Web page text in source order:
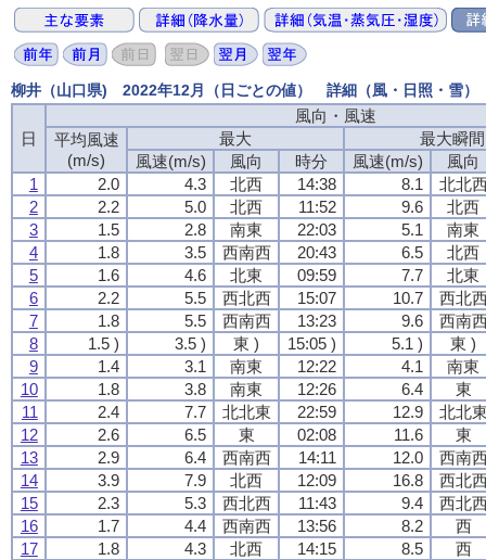
柳井（山口県) 2022年12月（日ごとの値） 詳細（風・日照・雪）
日
風向・風速
平均風速
(m/s)
最大
最大瞬間
風速(m/s)
風向 時分 風速(m/s)
風向
1
2.0 4.3 北西 14:38 8.1
北北
2
2.2 5.0 北西 11:52 9.6
北西
3
1.5 2.8 南東 22:03 5.1
南東
4
1.8 3.5 西南西 20:43 6.5
北西
5
1.6 4.6 北東 09:59 7.7
北東
6
2.2 5.5 西北西 15:07 10.7
西北
7
1.8 5.5 西南西 13:23 9.6
西南
8
1.5 ) 3.5 ) 東 ) 15:05 ) 5.1 )
東 )
9
1.4 3.1 南東 12:22 4.1
南東
10
1.8 3.8 南東 12:26 6.4
東
11
2.4 7.7 北北東 22:59 12.9
北北
12
2.6 6.5 東 02:08 11.6
東
13
2.9 6.4 西南西 14:11 12.0
西南
14
3.9 7.9 北西 12:09 16.8
西北
15
2.3 5.3 西北西 11:43 9.4
西北
16
1.7 4.4 西南西 13:56 8.2
西
17
1.8 4.3 北西 14:15 8.5
西
日
風向・風速
平均風速
(m/s)
最大
最大瞬間
風速(m/s)
風向 時分 風速(m/s)
風向
1
2.0 4.3 北西 14:38 8.1
北北
2
2.2 5.0 北西 11:52 9.6
北西
3
1.5 2.8 南東 22:03 5.1
南東
4
1.8 3.5 西南西 20:43 6.5
北西
5
1.6 4.6 北東 09:59 7.7
北東
6
2.2 5.5 西北西 15:07 10.7
西北
7
1.8 5.5 西南西 13:23 9.6
西南
8
1.5 ) 3.5 ) 東 ) 15:05 ) 5.1 )
東 )
9
1.4 3.1 南東 12:22 4.1
南東
10
1.8 3.8 南東 12:26 6.4
東
11
2.4 7.7 北北東 22:59 12.9
北北
12
2.6 6.5 東 02:08 11.6
東
13
2.9 6.4 西南西 14:11 12.0
西南
14
3.9 7.9 北西 12:09 16.8
西北
15
2.3 5.3 西北西 11:43 9.4
西北
16
1.7 4.4 西南西 13:56 8.2
西
17
1.8 4.3 北西 14:15 8.5
西
日
風向・風速
平均風速
(m/s)
最大
最大瞬間
風速(m/s)
風向 時分 風速(m/s)
風向
1
2.0 4.3 北西 14:38 8.1
北北
2
2.2 5.0 北西 11:52 9.6
北西
3
1.5 2.8 南東 22:03 5.1
南東
4
1.8 3.5 西南西 20:43 6.5
北西
5
1.6 4.6 北東 09:59 7.7
北東
6
2.2 5.5 西北西 15:07 10.7
西北
7
1.8 5.5 西南西 13:23 9.6
西南
8
1.5 ) 3.5 ) 東 ) 15:05 ) 5.1 )
東 )
9
1.4 3.1 南東 12:22 4.1
南東
10
1.8 3.8 南東 12:26 6.4
東
11
2.4 7.7 北北東 22:59 12.9
北北
12
2.6 6.5 東 02:08 11.6
東
13
2.9 6.4 西南西 14:11 12.0
西南
14
3.9 7.9 北西 12:09 16.8
西北
15
2.3 5.3 西北西 11:43 9.4
西北
16
1.7 4.4 西南西 13:56 8.2
西
17
1.8 4.3 北西 14:15 8.5
西
日
風向・風速
平均風速
(m/s)
最大
最大瞬間
風速(m/s)
風向 時分 風速(m/s)
風向
1
2.0 4.3 北西 14:38 8.1
北北
2
2.2 5.0 北西 11:52 9.6
北西
3
1.5 2.8 南東 22:03 5.1
南東
4
1.8 3.5 西南西 20:43 6.5
北西
5
1.6 4.6 北東 09:59 7.7
北東
6
2.2 5.5 西北西 15:07 10.7
西北
7
1.8 5.5 西南西 13:23 9.6
西南
8
1.5 ) 3.5 ) 東 ) 15:05 ) 5.1 )
東 )
9
1.4 3.1 南東 12:22 4.1
南東
10
1.8 3.8 南東 12:26 6.4
東
11
2.4 7.7 北北東 22:59 12.9
北北
12
2.6 6.5 東 02:08 11.6
東
13
2.9 6.4 西南西 14:11 12.0
西南
14
3.9 7.9 北西 12:09 16.8
西北
15
2.3 5.3 西北西 11:43 9.4
西北
16
1.7 4.4 西南西 13:56 8.2
西
17
1.8 4.3 北西 14:15 8.5
西